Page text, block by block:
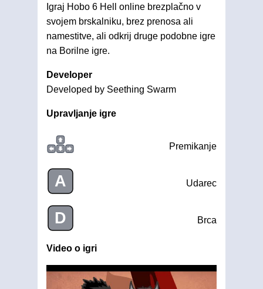
Igraj Hobo 6 Hell online brezplačno v
svojem brskalniku, brez prenosa ali
namestitve, ali odkrij druge podobne igre
na Borilne igre.
Developer
Developed by Seething Swarm
Upravljanje igre
Premikanje
A Udarec
D Brca
Video o igri